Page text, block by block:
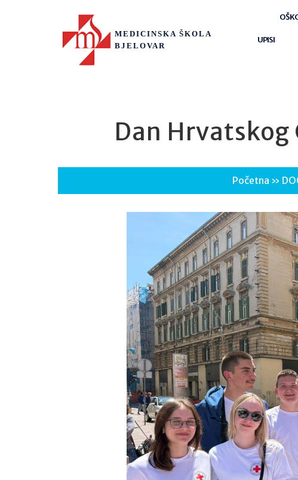
MEDICINSKA ŠKOLA
BJELOVAR
O
UPISI
Dan
Početna »